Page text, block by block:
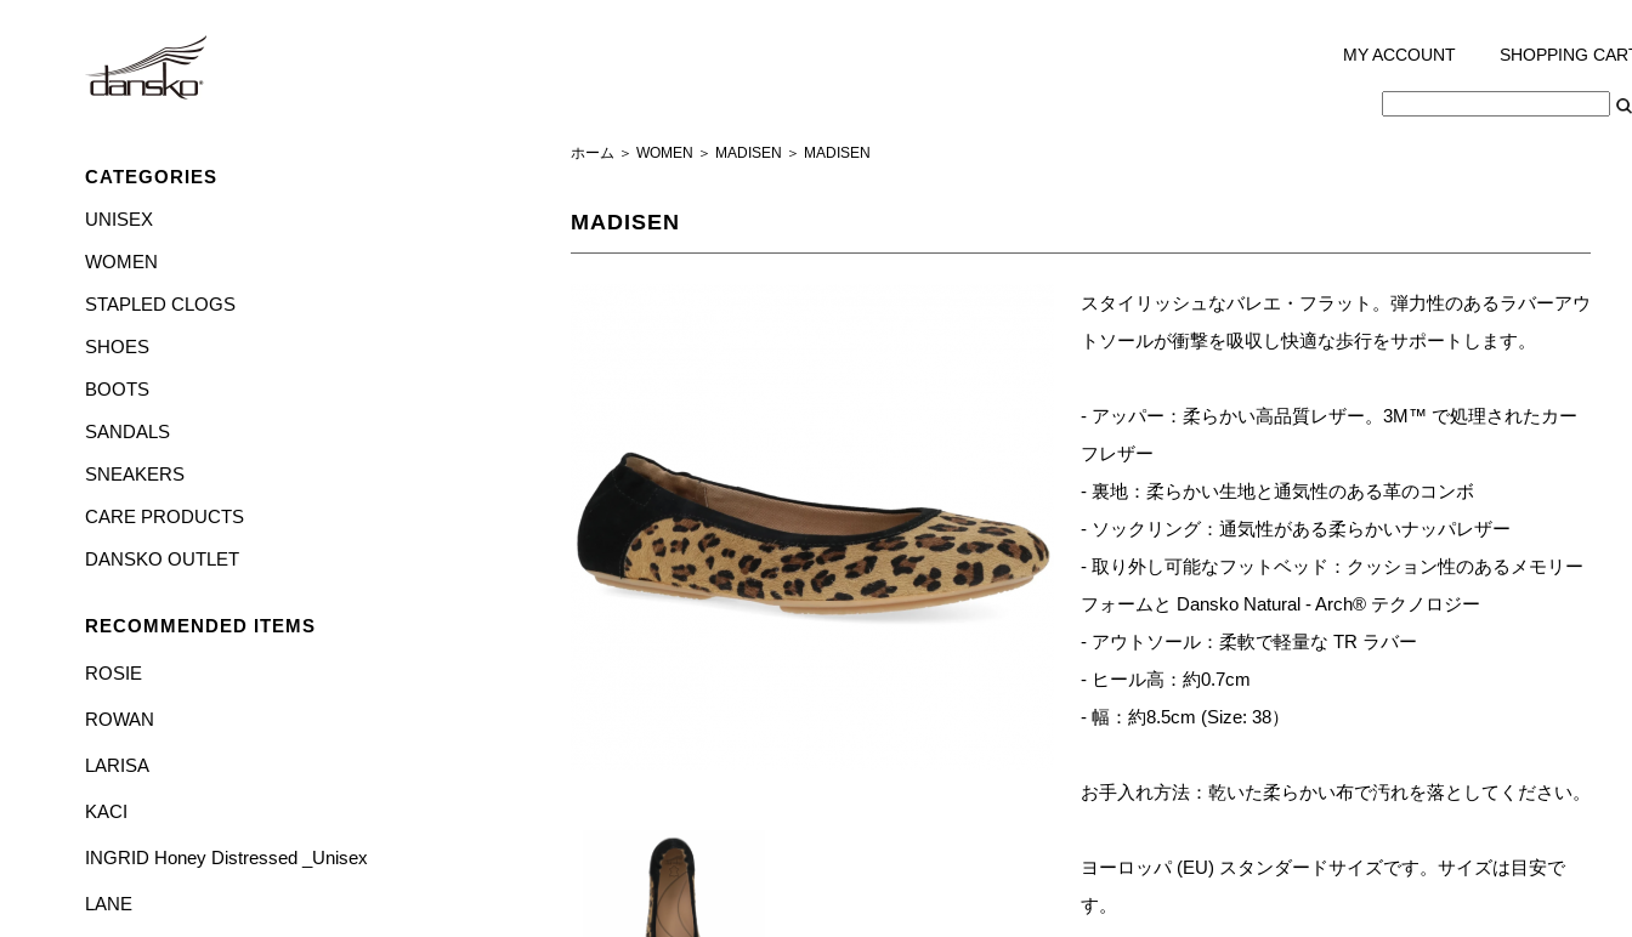
MY ACCOUNT SHOPPING
CATEGORIES
UNISEX
WOMEN
STAPLED CLOGS
SHOES
BOOTS
SANDALS
SNEAKERS
CARE PRODUCTS
DANSKO OUTLET
RECOMMENDED ITEMS
ROSIE
ROWAN
LARISA
KACI
INGRID Honey Distressed _Unisex
LANE
ホーム ＞ WOMEN ＞ MADISEN ＞ MADISEN
MADISEN
スタイリッシュなバレエ・フラット。弾力性のあるラバーアウ
トソールが衝撃を吸収し快適な歩行をサポートします。
- アッパー：柔らかい高品質レザー。3M™ で処理されたカー
フレザー
- 裏地：柔らかい生地と通気性のある革のコンボ
- ソックリング：通気性がある柔らかいナッパレザー
- 取り外し可能なフットベッド：クッション性のあるメモリー
フォームと Dansko Natural - Arch® テクノロジー
- アウトソール：柔軟で軽量な TR ラバー
- ヒール高：約0.7cm
- 幅：約8.5cm (Size: 38）
お手入れ方法：乾いた柔らかい布で汚れを落としてください。
ヨーロッパ (EU) スタンダードサイズです。サイズは目安で
す。